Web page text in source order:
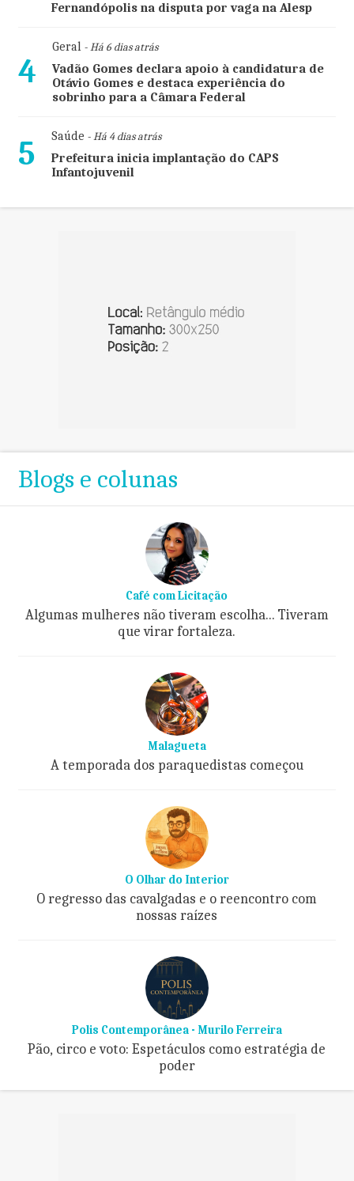
Fernandópolis na disputa por vaga na Alesp
4
Geral- Há 6 dias atrás
Vadão Gomes declara apoio à candidatura de
Otávio Gomes e destaca experiência do
sobrinho para a Câmara Federal
5 Saúde - Há 4 dias atrás
Prefeitura inicia implantação do CAPS
Infantojuvenil
Blogs e colunas
Café com Licitação
Algumas mulheres não tiveram escolha... Tiveram
que virar fortaleza.
Malagueta
A temporada dos paraquedistas começou
O Olhar do Interior
O regresso das cavalgadas e o reencontro com
nossas raízes
Polis Contemporânea - Murilo Ferreira
Pão, circo e voto: Espetáculos como estratégia de
poder